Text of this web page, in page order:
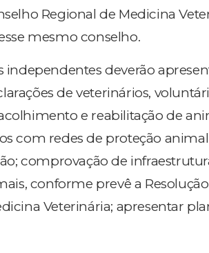
Regional de Medicina
mesmo conselho.
deverão
de veterinários,
e reabilitação de
com redes de proteção
comprovação de
conforme prevê a
Veterinária; apresentar